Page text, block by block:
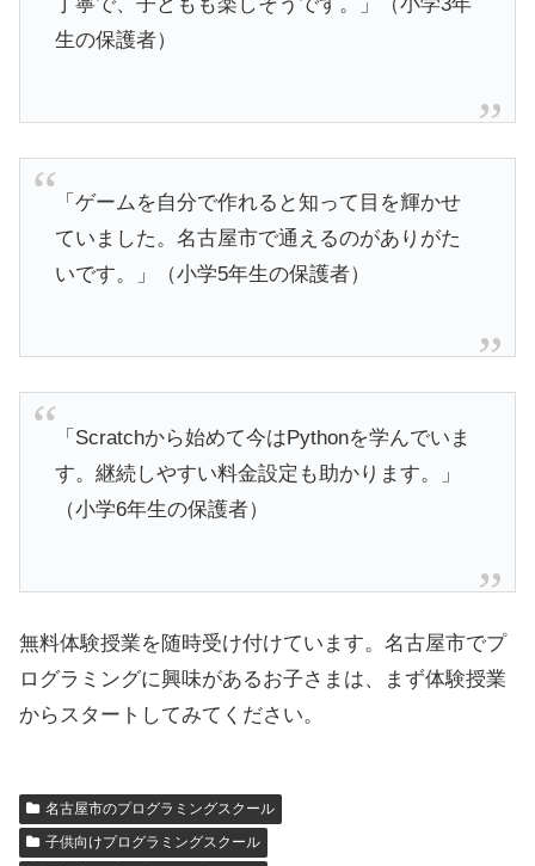
生の保護者）
「ゲームを自分で作れると知って目を輝かせ
ていました。名古屋市で通えるのがありがた
いです。」（小学5年生の保護者）
「Scratchから始めて今はPythonを学んでいま
す。継続しやすい料金設定も助かります。」
（小学6年生の保護者）
無料体験授業を随時受け付けています。名古屋市でプ
ログラミングに興味があるお子さまは、まず体験授業
からスタートしてみてください。
名古屋市のプログラミングスクール
子供向けプログラミングスクール